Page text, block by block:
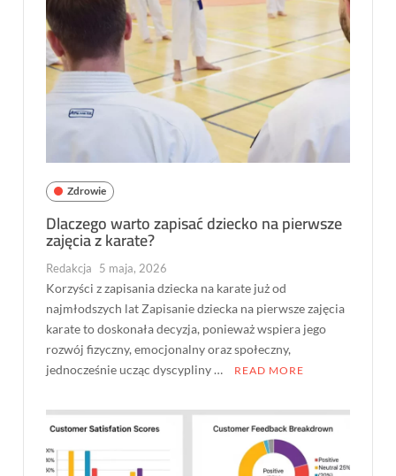
Zdrowie
Dlaczego warto zapisać dziecko na pierwsze
zajęcia z karate?
Redakcja 5 maja, 2026
Korzyści z zapisania dziecka na karate już od
najmłodszych lat Zapisanie dziecka na pierwsze zajęcia
karate to doskonała decyzja, ponieważ wspiera jego
rozwój fizyczny, emocjonalny oraz społeczny,
jednocześnie ucząc dyscypliny …
READ MORE